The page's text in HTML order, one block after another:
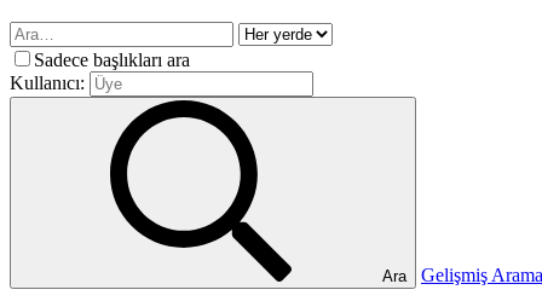
Sadece başlıkları ara
Kullanıcı:
Ara Gelişmiş